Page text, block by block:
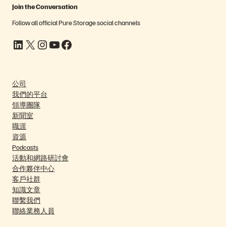
Join the Conversation
Follow all official Pure Storage social channels
LinkedIn X Instagram YouTube Facebook
公司
我們的平台
領導團隊
新聞室
職涯
資源
Podcasts
活動和網路研討會
合作夥伴中心
客戶社群
知識文章
聯繫我們
聯絡業務人員